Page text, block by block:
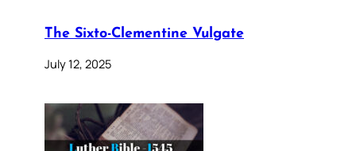
The Sixto-Clementine Vulgate
July 12, 2025